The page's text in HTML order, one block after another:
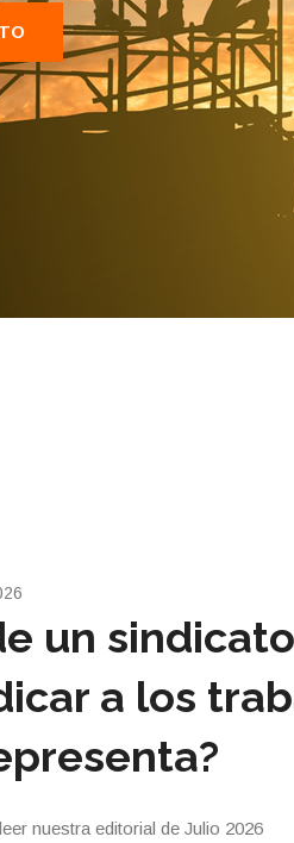
TO
un
a los
nuestra editorial de Julio 2026